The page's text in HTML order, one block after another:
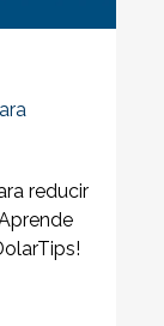
reducir